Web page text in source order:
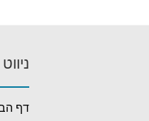
דף